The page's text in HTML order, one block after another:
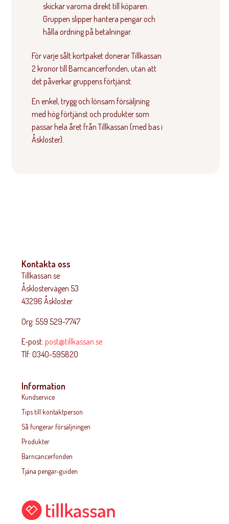
skickar varorna direkt till köparen.
Gruppen slipper hantera pengar och
hålla ordning på betalningar.
För varje sålt kortpaket donerar Tillkassan
2 kronor till Barncancerfonden, utan att
det påverkar gruppens förtjänst.
En enkel, trygg och lönsam försäljning
med hög förtjänst och produkter som
passar hela året från Tillkassan (med bas i
Åskloster).
Kontakta oss
Tillkassan.se
Åsklostervägen 53
43296 Åskloster
Org: 559 529-7747
E-post: post@tillkassan.se
Tlf: 0340-595820
Information
Kundservice
Tips till kontaktperson
Så fungerar försäljningen
Produkter
Barncancerfonden
Tjäna pengar-guiden